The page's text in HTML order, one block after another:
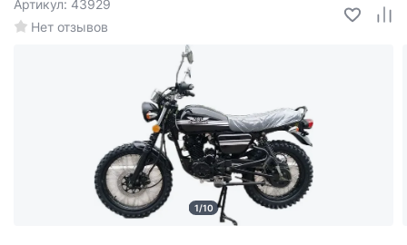
Нет отзывов
Артикул: 43929
1/10